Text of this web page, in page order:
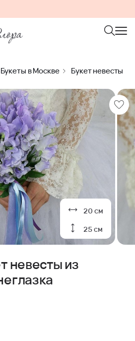
Букеты в Москве Букет невесты
20 см
25 см
невесты из